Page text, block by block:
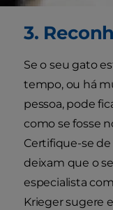
3.
Se o seu gato
tempo, ou há
pessoa, pode
como se fosse
Certifique-se
deixam que o
especialista
Krieger sugere